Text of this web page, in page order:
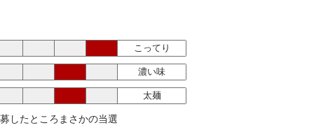
こってり
濃い味
太麺
したところまさかの当選